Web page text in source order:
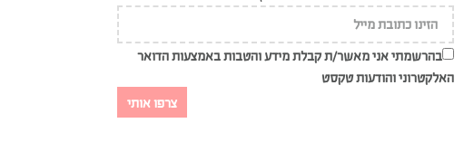
בהרשמתי אני מאשר/ת קבלת מידע והטבות באמצעות הדואר
האלקטרוני והודעות טקסט
צרפו אותי